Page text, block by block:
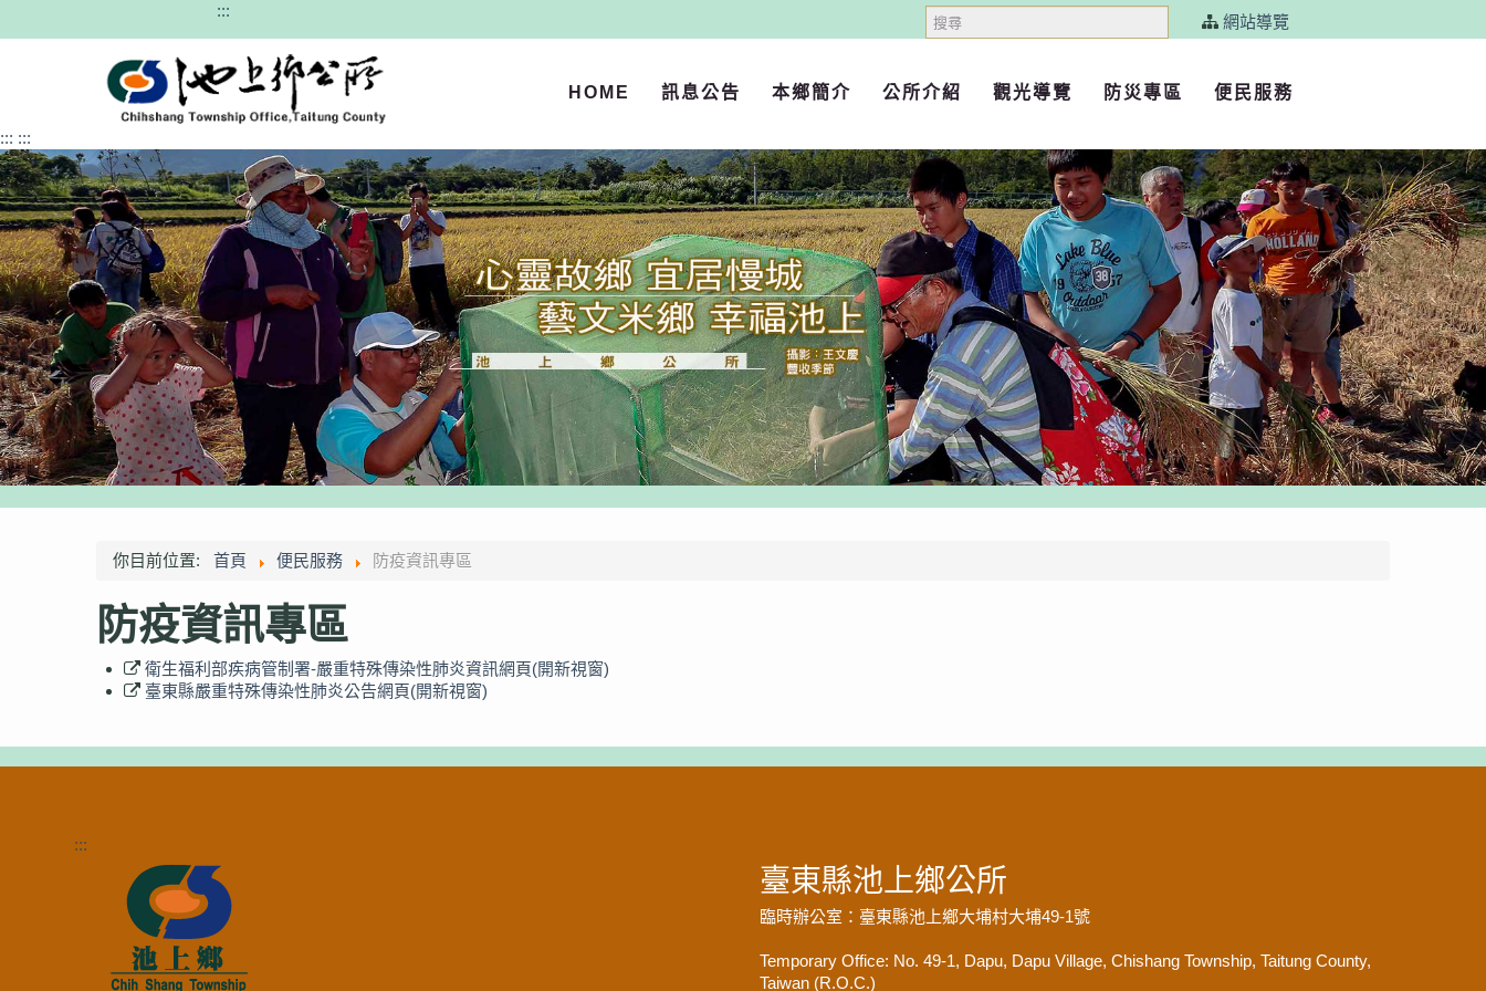
:::
網站導覽
搜
尋
HOME 訊息公告 本鄉簡介 公所介紹 觀光導覽 防災專區 便民服務
::: :::
你目前位置: 首頁 便民服務 防疫資訊專區
防疫資訊專區
衛生福利部疾病管制署-嚴重特殊傳染性肺炎資訊網頁(開新視窗)
臺東縣嚴重特殊傳染性肺炎公告網頁(開新視窗)
:::
臺東縣池上鄉公所
臨時辦公室：臺東縣池上鄉大埔村大埔49-1號
Temporary Office: No. 49-1, Dapu, Dapu Village, Chishang Township, Taitung County,
Taiwan (R.O.C.)